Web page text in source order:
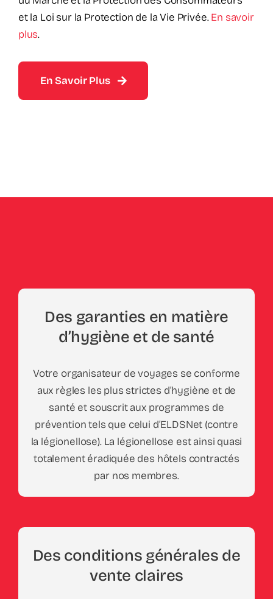
et la Loi sur la Protection de la Vie Privée.En savoir
plus.
En Savoir Plus
Des garanties en matière
d’hygiène et de santé
Votre organisateur de voyages se conforme
aux règles les plus strictes d’hygiène et de
santé et souscrit aux programmes de
prévention tels que celui d’ELDSNet (contre
la légionellose). La légionellose est ainsi quasi
totalement éradiquée des hôtels contractés
par nos membres.
Des conditions générales de
vente claires